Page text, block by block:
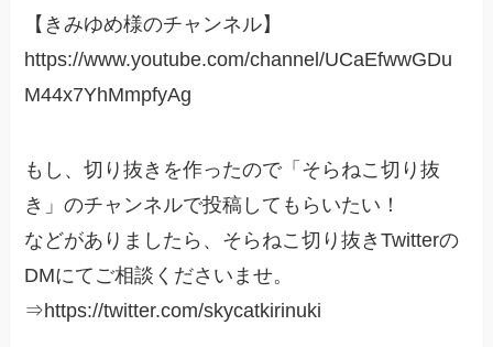
【きみゆめ様のチャンネル】
https://www.youtube.com/channel/UCaEfwwGDu
M44x7YhMmpfyAg
もし、切り抜きを作ったので「そらねこ切り抜
き」のチャンネルで投稿してもらいたい！
などがありましたら、そらねこ切り抜きTwitterの
DMにてご相談くださいませ。
⇒https://twitter.com/skycatkirinuki